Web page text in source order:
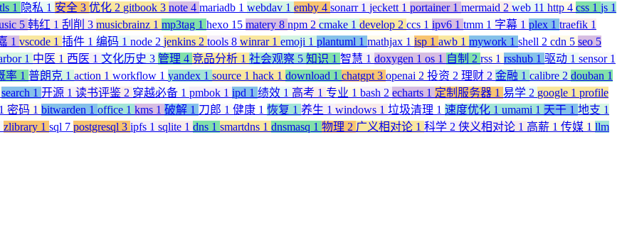
tls 1 隐私 1 安全 3 优化 2 gitbook 3 note 4 mariadb 1 webdav 1 emby 4 sonarr 1 jeckett 1 portainer 1 mermaid 2 web 11 http 4 css 1 js 1
5 韩红 1 刮削 3 musicbrainz 1 mp3tag 1 hexo 15 matery 8 npm 2 cmake 1 develop 2 ccs 1 ipv6 1 tmm 1 字幕 1 plex 1 traefik 1
1 vscode 1 插件 1 编码 1 node 2 jenkins 2 tools 8 winrar 1 emoji 1 plantuml 1 mathjax 1 isp 1 awb 1 mywork 1 shell 2 cdn 5 seo 5
1 中医 1 西医 1 文化历史 3 管理 4 竞品分析 1 社会观察 5 知识 1 智慧 1 doxygen 1 os 1 自制 2 rss 1 rsshub 1 驱动 1 sensor 1
率 1 普朗克 1 action 1 workflow 1 yandex 1 source 1 hack 1 download 1 chatgpt 3 openai 2 投资 2 理财 2 金融 1 calibre 2 douban 1
search 1 开源 1 读书评鉴 2 穿越必备 1 pmbok 1 ipd 1 绩效 1 高考 1 专业 1 bash 2 echarts 1 定制服务器 1 易学 2 google 1 profile
1 密码 1 bitwarden 1 office 1 kms 1 破解 1 刀郎 1 健康 1 恢复 1 养生 1 windows 1 垃圾清理 1 速度优化 1 umami 1 天干 1 地支 1
zlibrary 1 sql 7 postgresql 3 ipfs 1 sqlite 1 dns 1 smartdns 1 dnsmasq 1 物理 2 广义相对论 1 科学 2 侠义相对论 1 高薪 1 传媒 1 llm